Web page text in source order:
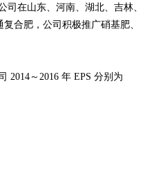
在山东、河南、湖北、吉林、
合肥，公司积极推广硝基肥、
～2016 年 EPS 分别为